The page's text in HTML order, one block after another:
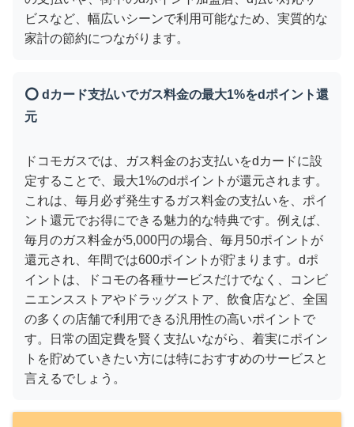
ビスなど、幅広いシーンで利用可能なため、実質的な
家計の節約につながります。
⭕ dカード支払いでガス料金の最大1%をdポイント還
元
ドコモガスでは、ガス料金のお支払いをdカードに設
定することで、最大1%のdポイントが還元されます。
これは、毎月必ず発生するガス料金の支払いを、ポイ
ント還元でお得にできる魅力的な特典です。例えば、
毎月のガス料金が5,000円の場合、毎月50ポイントが
還元され、年間では600ポイントが貯まります。dポ
イントは、ドコモの各種サービスだけでなく、コンビ
ニエンスストアやドラッグストア、飲食店など、全国
の多くの店舗で利用できる汎用性の高いポイントで
す。日常の固定費を賢く支払いながら、着実にポイン
トを貯めていきたい方には特におすすめのサービスと
言えるでしょう。